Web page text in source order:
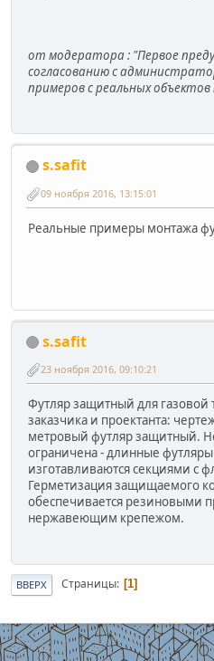
от модератора : "Первое
согласованию с
примеров с реальных
s.safit
09 ноября 2016, 13:15:01
Реальные примеры монтажа
s.safit
23 ноября 2016, 09:10:21
Футляр защитный для
заказчика и проектанта:
метровый футляр защитный.
ограничена - длинные
изготавливаются секциями с
Герметизация защищаемого
обеспечивается резиновыми
нержавеющим крепежом.
ВВЕРХ Страницы 1